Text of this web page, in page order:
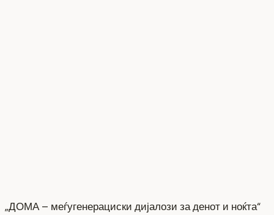
„ДОМА – меѓугенерациски дијалози за денот и ноќта“